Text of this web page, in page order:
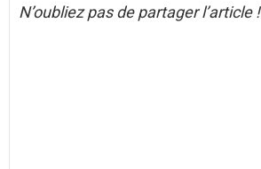
N’oubliez pas de partager l’article !